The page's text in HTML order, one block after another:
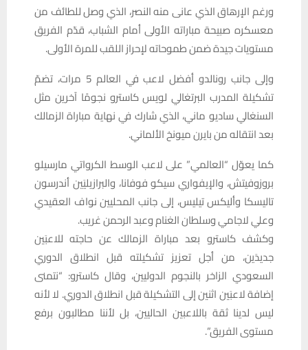
ورغم الإرهاق الذي عانى منه النصر، الذي وصل للطائف من
معسكره صبيحة مباراته الأولى أمام الشباب، قدّم الفريق
مستويات جيدة ضمن طموحاته لإحراز اللقب للمرة الأولى.
وإلى جانب رونالدو أفضل لاعب في العالم 5 مرات، تضمّ
تشكيلة المدرب البرتغالي لويس كاسترو نجومًا آخرين مثل
السنغالي ساديو ماني، الذي شارك في نهاية مباراة الزمالك
بعد انتقاله من بايرن ميونخ الألماني.
كما يعوّل “العالمي” على لاعب الوسط الكرواتي مارسيلو
بروزوفيتش، والإيفواري سيكو فوفانا، والبرازيليَين أندرسون
تاليسكا وأليكس تيليس، إلى جانب المحليين نواف العقيدي
وعلي لاجامي وسلطان الغنام وعبد الرحمن غريب.
وكشف كاسترو بعد مباراة الزمالك عن حاجته للاعبَين
جديدَين، من أجل تعزيز تشكيلته قبل انطلاق الدوري
السعودي الزاخر بالنجوم الدوليين، وقال كاسترو: “نتمنى
إضافة لاعبَين اثنين إلى التشكيلة قبل انطلاق الدوري. لا لأنه
ليس لدينا ثقة باللاعبين الحاليين، بل لأننا مطالبون برفع
مستوى الفريق”.